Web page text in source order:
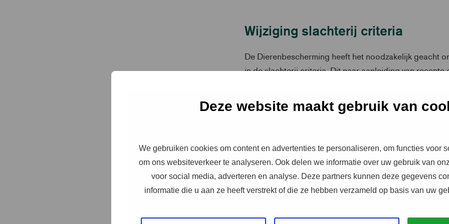
Deze website maakt gebruik van
We gebruiken cookies om content en advertenties te personaliseren, om functies voor
om ons websiteverkeer te analyseren. Ook delen we informatie over uw gebruik van
voor social media, adverteren en analyse. Deze partners kunnen deze gegevens
informatie die u aan ze heeft verstrekt of die ze hebben verzameld op basis van uw
Wijziging slachterij criteria
De Dierenbescherming heeft het noodzakelijk geacht
in de slachterij criteria. Dit naar aanleiding van
Wanneer er sprake is van een hoge impact op
mogelijkheid om een verkorte procedure toe te
passende sancties, te kunnen handhaven. In dit geval
Gewijzigde criteria betreffen:
Het opnemen van een aanbeveling voor Video
varkens en runderen, en het wijzigen van dit
criterium is al opgenomen bij slachterij kalf. Dit
is VCA met een realistische doch zo kort